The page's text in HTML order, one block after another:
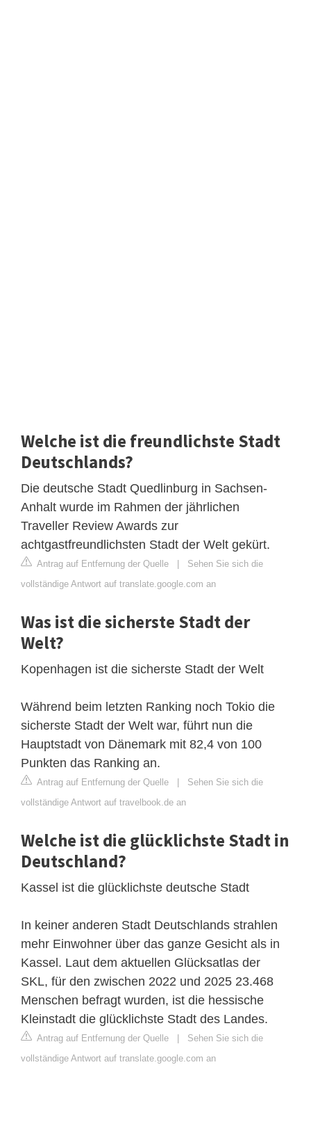
Welche ist die freundlichste Stadt
Deutschlands?
Die deutsche Stadt Quedlinburg in Sachsen-
Anhalt wurde im Rahmen der jährlichen
Traveller Review Awards zur
achtgastfreundlichsten Stadt der Welt gekürt.
Antrag auf Entfernung der Quelle | Sehen Sie sich die
vollständige Antwort auf translate.google.com an
Was ist die sicherste Stadt der
Welt?
Kopenhagen ist die sicherste Stadt der Welt
Während beim letzten Ranking noch Tokio die
sicherste Stadt der Welt war, führt nun die
Hauptstadt von Dänemark mit 82,4 von 100
Punkten das Ranking an.
Antrag auf Entfernung der Quelle | Sehen Sie sich die
vollständige Antwort auf travelbook.de an
Welche ist die glücklichste Stadt in
Deutschland?
Kassel ist die glücklichste deutsche Stadt
In keiner anderen Stadt Deutschlands strahlen
mehr Einwohner über das ganze Gesicht als in
Kassel. Laut dem aktuellen Glücksatlas der
SKL, für den zwischen 2022 und 2025 23.468
Menschen befragt wurden, ist die hessische
Kleinstadt die glücklichste Stadt des Landes.
Antrag auf Entfernung der Quelle | Sehen Sie sich die
vollständige Antwort auf translate.google.com an